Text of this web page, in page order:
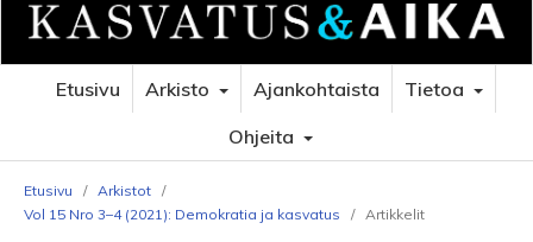
Etusivu Arkisto Ajankohtaista
Tietoa
Ohjeita
Etusivu / Arkistot /
Vol 15 Nro 3–4 (2021): Demokratia ja kasvatus
/ Artikkelit